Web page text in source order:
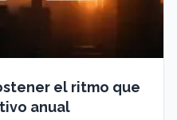
el ritmo que
anual